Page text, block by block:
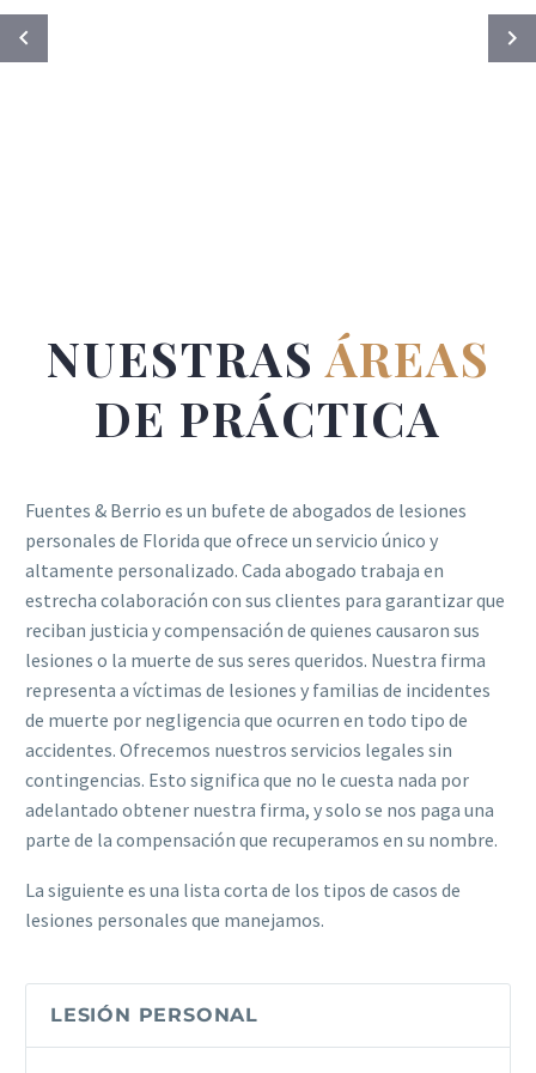
NUESTRAS ÁREAS
DE PRÁCTICA
Fuentes & Berrio es un bufete de abogados de lesiones
personales de Florida que ofrece un servicio único y
altamente personalizado. Cada abogado trabaja en
estrecha colaboración con sus clientes para garantizar que
reciban justicia y compensación de quienes causaron sus
lesiones o la muerte de sus seres queridos. Nuestra firma
representa a víctimas de lesiones y familias de incidentes
de muerte por negligencia que ocurren en todo tipo de
accidentes. Ofrecemos nuestros servicios legales sin
contingencias. Esto significa que no le cuesta nada por
adelantado obtener nuestra firma, y solo se nos paga una
parte de la compensación que recuperamos en su nombre.
La siguiente es una lista corta de los tipos de casos de
lesiones personales que manejamos.
LESIÓN PERSONAL